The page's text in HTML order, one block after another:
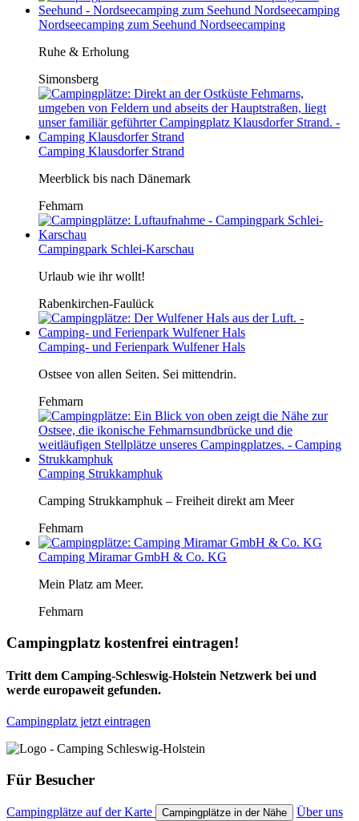
Nordseecamping zum Seehund Nordseecamping
Ruhe & Erholung
Simonsberg
Camping Klausdorfer Strand
Meerblick bis nach Dänemark
Fehmarn
Campingpark Schlei-Karschau
Urlaub wie ihr wollt!
Rabenkirchen-Faulück
Camping- und Ferienpark Wulfener Hals
Ostsee von allen Seiten. Sei mittendrin.
Fehmarn
Camping Strukkamphuk
Camping Strukkamphuk – Freiheit direkt am Meer
Fehmarn
Camping Miramar GmbH & Co. KG
Mein Platz am Meer.
Fehmarn
Campingplatz kostenfrei eintragen!
Tritt dem Camping-Schleswig-Holstein Netzwerk bei und
werde europaweit gefunden.
Campingplatz jetzt eintragen
Für Besucher
Campingplätze auf der Karte Campingplätze in der Nähe
Über uns